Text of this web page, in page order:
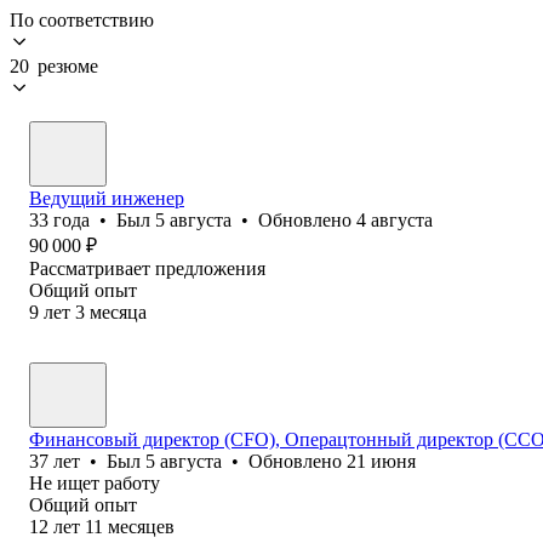
По соответствию
20 резюме
Ведущий инженер
33 года • Был 5 августа • Обновлено 4 августа
90 000 ₽
Рассматривает предложения
Общий опыт
9 лет 3 месяца
Финансовый директор (CFO), Операцтонный директор
37 лет • Был 5 августа • Обновлено 21 июня
Не ищет работу
Общий опыт
12 лет 11 месяцев